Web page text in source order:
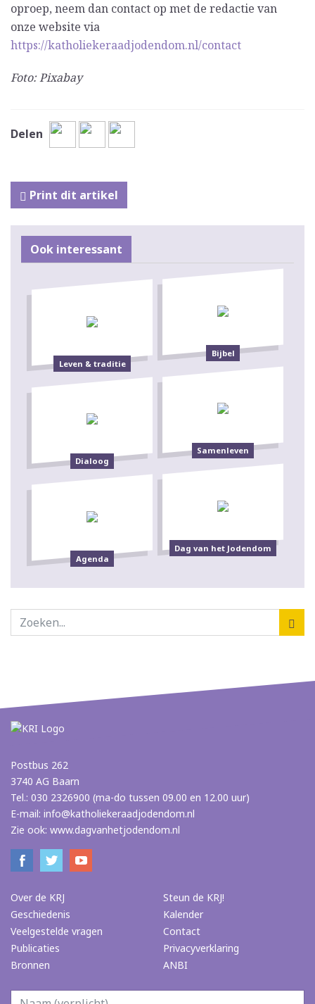
oproep, neem dan contact op met de redactie van
onze website via
https://katholiekeraadjodendom.nl/contact
Foto: Pixabay
Delen
Print dit artikel
Ook interessant
Leven & traditie
Bijbel
Dialoog
Samenleven
Agenda
Dag van het Jodendom
Postbus 262
3740 AG Baarn
Tel.: 030 2326900 (ma-do tussen 09.00 en 12.00 uur)
E-mail: info@katholiekeraadjodendom.nl
Zie ook: www.dagvanhetjodendom.nl
Over de KRJ
Geschiedenis
Veelgestelde vragen
Publicaties
Bronnen
Steun de KRJ!
Kalender
Contact
Privacyverklaring
ANBI